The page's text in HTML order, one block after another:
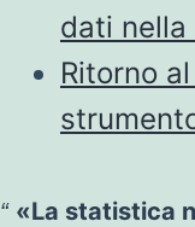
dati
Ritorno
«La statistica